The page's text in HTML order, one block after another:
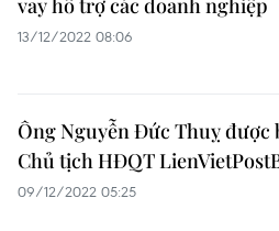
vay hỗ trợ các doanh nghiệp
13/12/2022 08:06
Ông Nguyễn Đức Thuỵ được
Chủ tịch HĐQT
09/12/2022 05:25